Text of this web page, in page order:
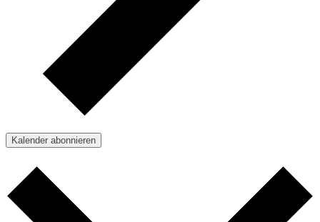
Kalender abonnieren